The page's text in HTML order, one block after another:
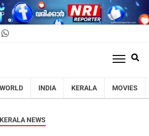
WORLD INDIA KERALA MOVIES
KERALA NEWS